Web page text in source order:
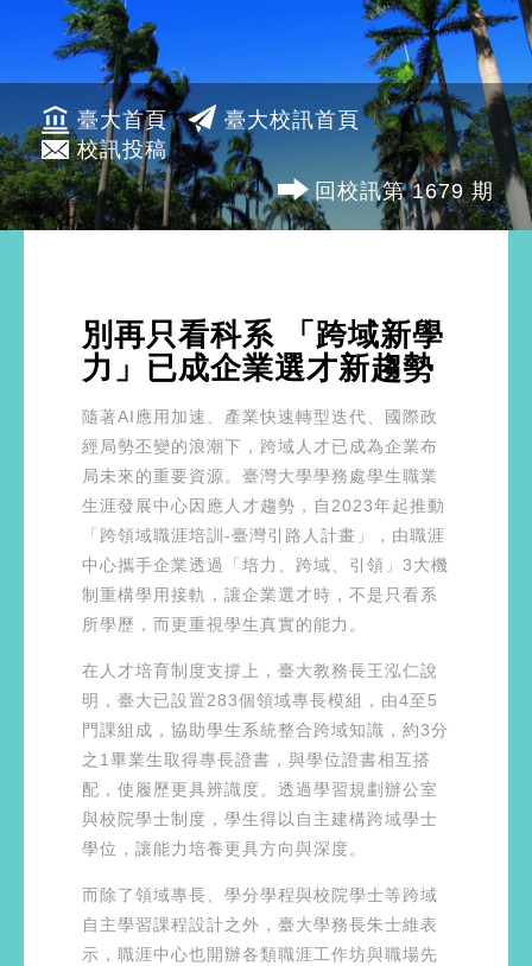
臺大首頁
臺大校訊首頁
校訊投稿
回校訊第 1679 期
別再只看科系 「跨域新學
力」已成企業選才新趨勢
隨著AI應用加速、產業快速轉型迭代、國際政
經局勢丕變的浪潮下，跨域人才已成為企業布
局未來的重要資源。臺灣大學學務處學生職業
生涯發展中心因應人才趨勢，自2023年起推動
「跨領域職涯培訓-臺灣引路人計畫」，由職涯
中心攜手企業透過「培力、跨域、引領」3大機
制重構學用接軌，讓企業選才時，不是只看系
所學歷，而更重視學生真實的能力。
在人才培育制度支撐上，臺大教務長王泓仁說
明，臺大已設置283個領域專長模組，由4至5
門課組成，協助學生系統整合跨域知識，約3分
之1畢業生取得專長證書，與學位證書相互搭
配，使履歷更具辨識度。透過學習規劃辦公室
與校院學士制度，學生得以自主建構跨域學士
學位，讓能力培養更具方向與深度。
而除了領域專長、學分學程與校院學士等跨域
自主學習課程設計之外，臺大學務長朱士維表
示，職涯中心也開辦各類職涯工作坊與職場先